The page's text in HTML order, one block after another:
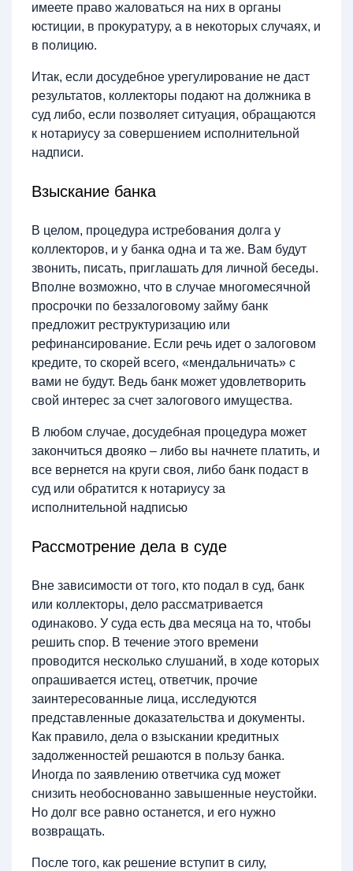
имеете право жаловаться на них в органы
юстиции, в прокуратуру, а в некоторых случаях, и
в полицию.
Итак, если досудебное урегулирование не даст
результатов, коллекторы подают на должника в
суд либо, если позволяет ситуация, обращаются
к нотариусу за совершением исполнительной
надписи.
Взыскание банка
В целом, процедура истребования долга у
коллекторов, и у банка одна и та же. Вам будут
звонить, писать, приглашать для личной беседы.
Вполне возможно, что в случае многомесячной
просрочки по беззалоговому займу банк
предложит реструктуризацию или
рефинансирование. Если речь идет о залоговом
кредите, то скорей всего, «мендальничать» с
вами не будут. Ведь банк может удовлетворить
свой интерес за счет залогового имущества.
В любом случае, досудебная процедура может
закончиться двояко – либо вы начнете платить, и
все вернется на круги своя, либо банк подаст в
суд или обратится к нотариусу за
исполнительной надписью
Рассмотрение дела в суде
Вне зависимости от того, кто подал в суд, банк
или коллекторы, дело рассматривается
одинаково. У суда есть два месяца на то, чтобы
решить спор. В течение этого времени
проводится несколько слушаний, в ходе которых
опрашивается истец, ответчик, прочие
заинтересованные лица, исследуются
представленные доказательства и документы.
Как правило, дела о взыскании кредитных
задолженностей решаются в пользу банка.
Иногда по заявлению ответчика суд может
снизить необоснованно завышенные неустойки.
Но долг все равно останется, и его нужно
возвращать.
После того, как решение вступит в силу,